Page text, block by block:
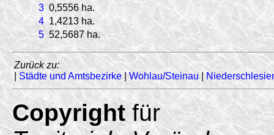
3 0,5556 ha.
4 1,4213 ha.
5 52,5687 ha.
Zurück zu:
|Städte und Amtsbezirke|Wohlau/Steinau|
Copyrightfür